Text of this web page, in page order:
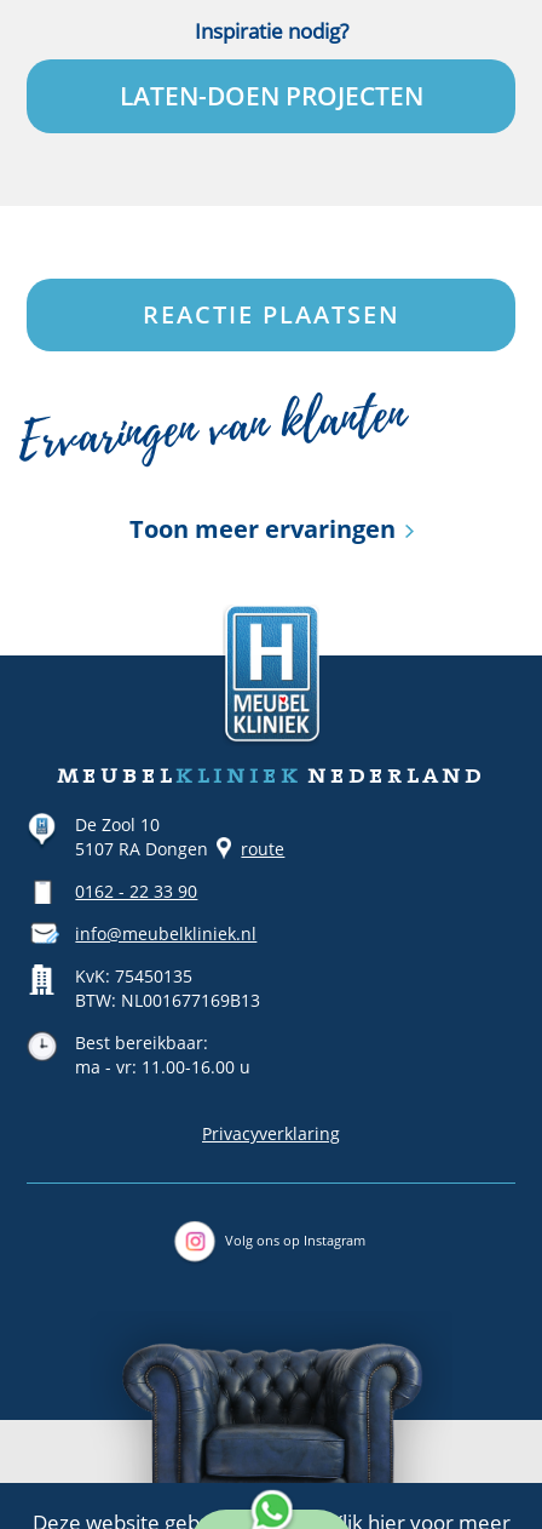
Deze website gebruikt cookies. Klik hiervoor meer
Inspiratie nodig?
LATEN-DOEN PROJECTEN
REACTIE PLAATSEN
Ervaringen van klanten
Toon meer ervaringen
meubelkliniek nederland
De Zool 10
5107 RA Dongen
route
0162 - 22 33 90
info@meubelkliniek.nl
KvK: 75450135
BTW: NL001677169B13
Best bereikbaar:
ma - vr: 11.00-16.00 u
Privacyverklaring
Volg ons op Instagram